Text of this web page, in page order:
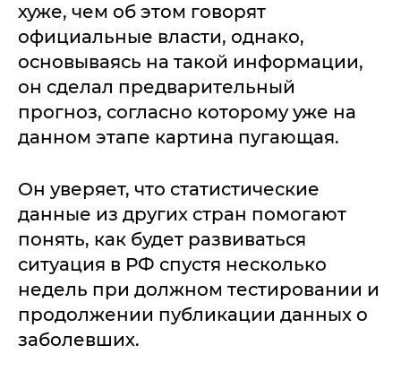
хуже, чем об этом говорят
официальные власти, однако,
основываясь на такой информации,
он сделал предварительный
прогноз, согласно которому уже на
данном этапе картина пугающая.
Он уверяет, что статистические
данные из других стран помогают
понять, как будет развиваться
ситуация в РФ спустя несколько
недель при должном тестировании и
продолжении публикации данных о
заболевших.